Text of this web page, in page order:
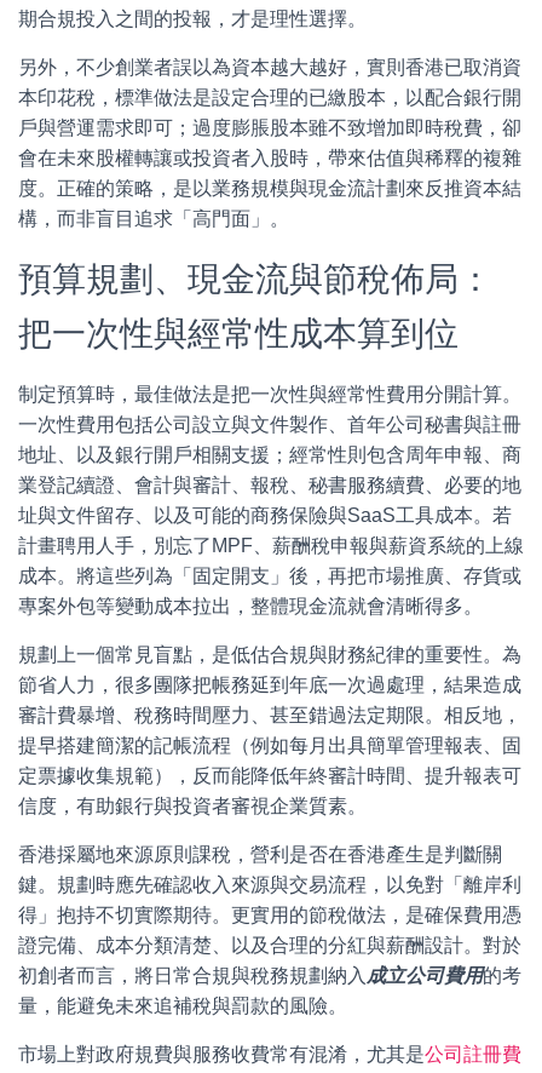
期合規投入之間的投報，才是理性選擇。
另外，不少創業者誤以為資本越大越好，實則香港已取消資
本印花稅，標準做法是設定合理的已繳股本，以配合銀行開
戶與營運需求即可；過度膨脹股本雖不致增加即時稅費，卻
會在未來股權轉讓或投資者入股時，帶來估值與稀釋的複雜
度。正確的策略，是以業務規模與現金流計劃來反推資本結
構，而非盲目追求「高門面」。
預算規劃、現金流與節稅佈局：
把一次性與經常性成本算到位
制定預算時，最佳做法是把一次性與經常性費用分開計算。
一次性費用包括公司設立與文件製作、首年公司秘書與註冊
地址、以及銀行開戶相關支援；經常性則包含周年申報、商
業登記續證、會計與審計、報稅、秘書服務續費、必要的地
址與文件留存、以及可能的商務保險與SaaS工具成本。若
計畫聘用人手，別忘了MPF、薪酬稅申報與薪資系統的上線
成本。將這些列為「固定開支」後，再把市場推廣、存貨或
專案外包等變動成本拉出，整體現金流就會清晰得多。
規劃上一個常見盲點，是低估合規與財務紀律的重要性。為
節省人力，很多團隊把帳務延到年底一次過處理，結果造成
審計費暴增、稅務時間壓力、甚至錯過法定期限。相反地，
提早搭建簡潔的記帳流程（例如每月出具簡單管理報表、固
定票據收集規範），反而能降低年終審計時間、提升報表可
信度，有助銀行與投資者審視企業質素。
香港採屬地來源原則課稅，營利是否在香港產生是判斷關
鍵。規劃時應先確認收入來源與交易流程，以免對「離岸利
得」抱持不切實際期待。更實用的節稅做法，是確保費用憑
證完備、成本分類清楚、以及合理的分紅與薪酬設計。對於
初創者而言，將日常合規與稅務規劃納入 成立公司費用的考
量，能避免未來追補稅與罰款的風險。
市場上對政府規費與服務收費常有混淆，尤其是公司註冊費